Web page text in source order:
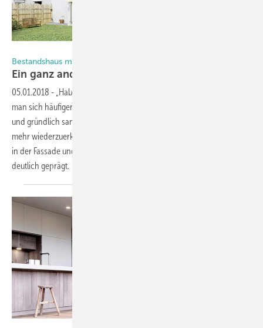
Bestandshaus mit Glas-Faltwand modernisieren
Ein ganz anderes
05.01.2018 - „Hab ich mich in der Hausnummer geirrt?“ Die Frage stellt
man sich häufiger, wenn der Bauherr sich eine alte Immobilie gekauft
und gründlich saniert hat. Anschließend ist das Gebäude quasi kaum
mehr wiederzuerkennen. Immer geht es dabei um die Veränderungen
in der Fassade und meistens haben neue Bauelemente das „Facelift“
deutlich geprägt.